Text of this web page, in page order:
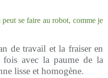
se faire au robot, comme je
de travail et la fraiser en
fois avec la paume de la
lisse et homogène.